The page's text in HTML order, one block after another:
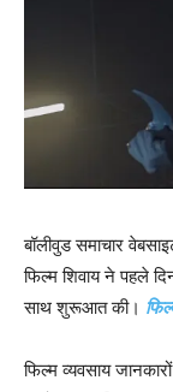
बॉलीवुड समाचार
फिल्‍म शिवाय ने पहले
साथ शुरूआत की।
फिल्‍म व्‍यवसाय